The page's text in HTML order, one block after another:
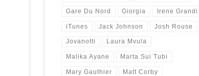
Gare Du Nord Giorgia Irene Grandi
iTunes Jack Johnson Josh Rouse
Jovanotti Laura Mvula
Malika Ayane Marta Sui Tubi
Mary Gauthier Matt Corby